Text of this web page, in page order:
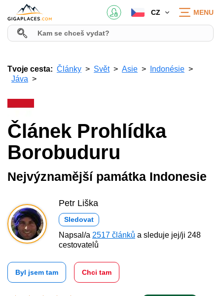
CZ MENU
Tvoje cesta: Články Svět Asie
Indonésie
Jáva
Článek Prohlídka
Borobuduru
Nejvýznamější památka Indonesie
Petr Liška
Sledovat
Napsal/a 2517 článků a sleduje jej/ji 248
cestovatelů
Byl jsem tam Chci tam